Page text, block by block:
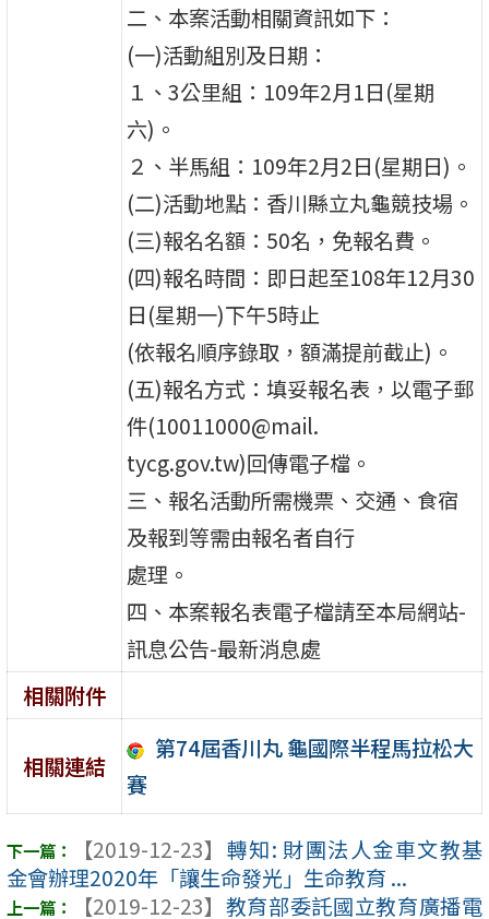
二、本案活動相關資訊如下：
(一)活動組別及日期：
１、3公里組：109年2月1日(星期
六)。
２、半馬組：109年2月2日(星期日)。
(二)活動地點：香川縣立丸龜競技場。
(三)報名名額：50名，免報名費。
(四)報名時間：即日起至108年12月30
日(星期一)下午5時止
(依報名順序錄取，額滿提前截止)。
(五)報名方式：填妥報名表，以電子郵
件(10011000@mail.
tycg.gov.tw)回傳電子檔。
三、報名活動所需機票、交通、食宿
及報到等需由報名者自行
處理。
四、本案報名表電子檔請至本局網站-
訊息公告-最新消息處
相關附件
相關連結
第74屆香川丸 龜國際半程馬拉松大
賽
【2019-12-23】 轉知: 財團法人金車文教基
金會辦理2020年「讓生命發光」生命教育 ...
【2019-12-23】 教育部委託國立教育廣播電